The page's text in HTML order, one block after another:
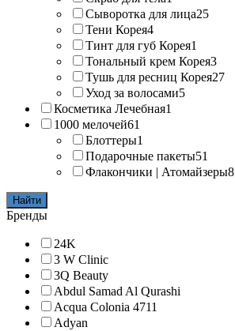
Сыворотка для лица25
Тени Корея4
Тинт для губ Корея1
Тональный крем Корея3
Тушь для ресниц Корея27
Уход за волосами5
Косметика Лечебная1
1000 мелочей61
Блоттеры1
Подарочные пакеты51
Флакончики | Атомайзеры8
Найти
Бренды
24K
3 W Clinic
3Q Beauty
Abdul Samad Al Qurashi
Acqua Colonia 4711
Adyan